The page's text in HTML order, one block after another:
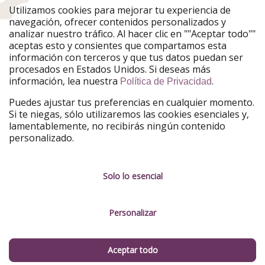
PiratinViaggio
HolidayPirates
VakantiePiraten
WakacyjniPiraci
VoyagesPirates
Ferienpiraten
Urlaubspiraten
Urlaubspiraten
TravelPirates
Nuestro grupo
HolidayPirates Group
Conócenos mejor
Sobre ViajerosPiratas
Sostenibilidad
Información legal
Gestionar servicios
Utilizamos cookies para mejorar tu experiencia de
navegación, ofrecer contenidos personalizados y
analizar nuestro tráfico. Al hacer clic en ""Aceptar todo""
aceptas esto y consientes que compartamos esta
información con terceros y que tus datos puedan ser
procesados en Estados Unidos. Si deseas más
información, lea nuestra Política de Privacidad.
Puedes ajustar tus preferencias en cualquier momento.
Si te niegas, sólo utilizaremos las cookies esenciales y,
lamentablemente, no recibirás ningún contenido
personalizado.
Solo lo esencial
Personalizar
Aceptar todo